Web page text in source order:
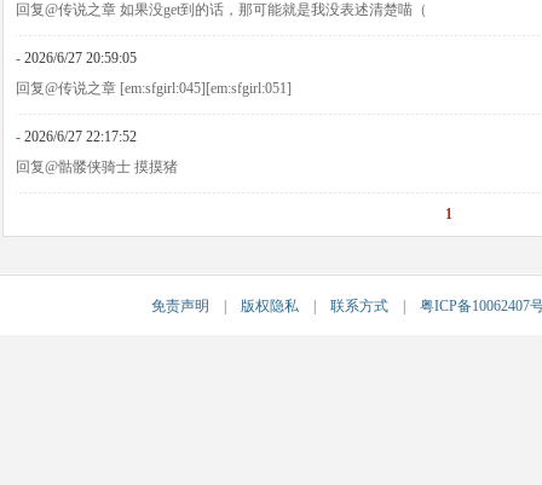
回复@传说之章 如果没get到的话，那可能就是我没表述清楚喵（
- 2026/6/27 20:59:05
回复@传说之章 [em:sfgirl:045][em:sfgirl:051]
- 2026/6/27 22:17:52
回复@骷髅侠骑士 摸摸猪
1
免责声明 版权隐私 联系方式 粤ICP备10062407